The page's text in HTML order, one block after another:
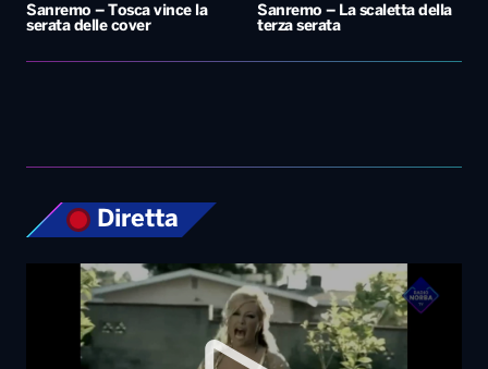
Sanremo – Tosca vince la
serata delle cover
Sanremo – La scaletta della
terza serata
Diretta